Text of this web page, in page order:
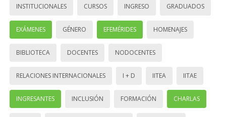
INSTITUCIONALES CURSOS INGRESO GRADUADOS
EXÁMENES GÉNERO EFEMÉRIDES HOMENAJES
BIBLIOTECA DOCENTES NODOCENTES
RELACIONES INTERNACIONALES I + D IITEA IITAE
INGRESANTES INCLUSIÓN FORMACIÓN CHARLAS